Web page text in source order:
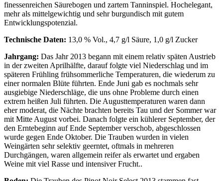
finessenreichen Säurebogen und zartem Tanninspiel. Hochelegant,
mehr als mittelgewichtig und sehr burgundisch mit gutem
Entwicklungspotenzial.
Technische Daten: 13,0 % Vol., 4,7 g/l Säure, 1,0 g/l Zucker
Jahrgang: Das Jahr 2013 begann mit einem relativ späten Austrieb
in der zweiten Aprilhälfte, darauf folgte viel Niederschlag und im
späteren Frühling frühsommerliche Temperaturen, die wiederum zu
einer normalen Blüte führten. Ende Juni gab es nochmals sehr
ausgiebige Niederschläge, die uns ohne Probleme durch einen
extrem heißen Juli führten. Die Augusttemperaturen waren dann
eher moderat, die Nächte brachten bereits Tau und der Sommer war
mit Mitte August vorbei. Danach folgte ein kühlerer September, der
den Erntebeginn auf Ende September verschob, abgeschlossen
wurde gegen Ende Oktober. Die Trauben wurden in vielen
Weingärten sehr selektiv geerntet, oftmals in mehreren
Durchgängen, waren allgemein reifer als erwartet und ergaben
Weine mit viel Rasse und intensiver Frucht..